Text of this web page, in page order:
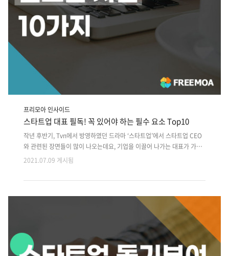
프리모아 인사이드
스타트업 대표 필독! 꼭 있어야 하는 필수 요소 Top10
작년 후반기, Tvn에서 방영하였던 드라마 ‘스타트업’에서 스타트업 CEO
와 관련된 장면들이 많이 나오는데요, 기업을 이끌어 나가는 대표가 가진
역할과 훌륭한 기술력을 가진 기술자가 가진 역할은 다르다는 것이 그 장
륭한 기술을 기반으로 다른 엔지니어들과 함께 스타트업을 설립한 사람들
들 자신이 기업의 CEO이자 직원이기에 이를 매우 반대하지만, 결국엔 새
로운 CEO를 받아들이게 되는 스토리를 가지고 있습니다. 그렇다면, 스타
트업의 대표가 되기 위한 필수적인 요소는 어떤 게 있을까요? '스타트
업'이라는 건 특출난 아이디어와 기술을 가지고 있는 설립한 지 오래되지
않은 신..
2021.07.09 게시됨